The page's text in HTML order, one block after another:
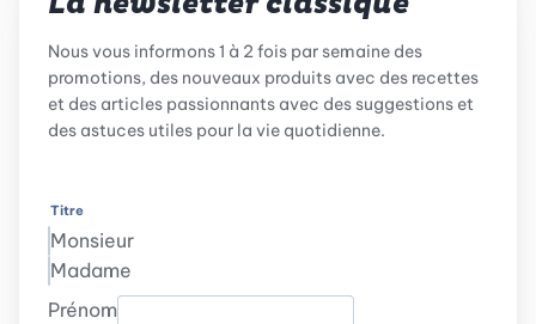
Nous vous informons 1 à 2 fois par semaine des
promotions, des nouveaux produits avec des recettes
et des articles passionnants avec des suggestions et
des astuces utiles pour la vie quotidienne.
Titre
Monsieur
Madame
Prénom